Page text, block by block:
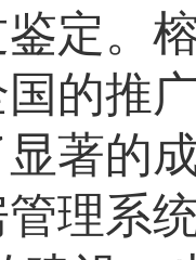
定。
的推
著的
理系